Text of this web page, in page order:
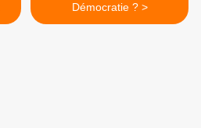
Démocratie ? >